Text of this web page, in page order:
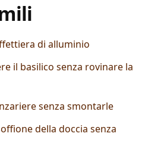
di alluminio​
il basilico senza rovinare la
senza smontarle
della doccia senza